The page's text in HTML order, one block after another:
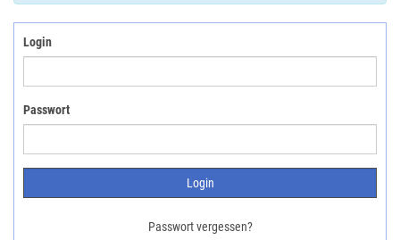
Login
Passwort
Passwort vergessen?